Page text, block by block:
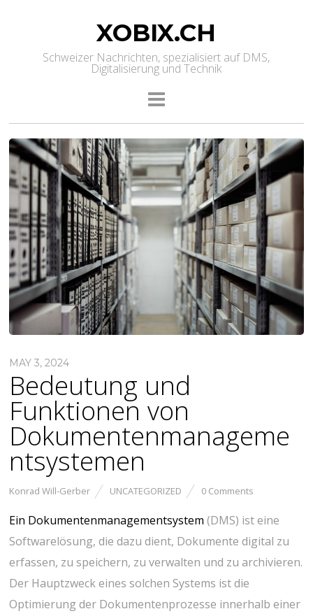
XOBIX.CH
Schweizer Nachrichten, spezialisiert auf DMS,
Digitalisierung und Technik
MAY 3, 2024
Bedeutung und
Funktionen von
Dokumentenmanageme
ntsystemen
Konrad Will-Gerber UNCATEGORIZED 0 Comments
Ein Dokumentenmanagementsystem (DMS) ist eine
Softwarelösung, die dazu dient, Dokumente digital zu
erfassen, zu speichern, zu verwalten und zu archivieren.
Der Hauptzweck eines solchen Systems ist die
Optimierung der Dokumentenprozesse innerhalb einer